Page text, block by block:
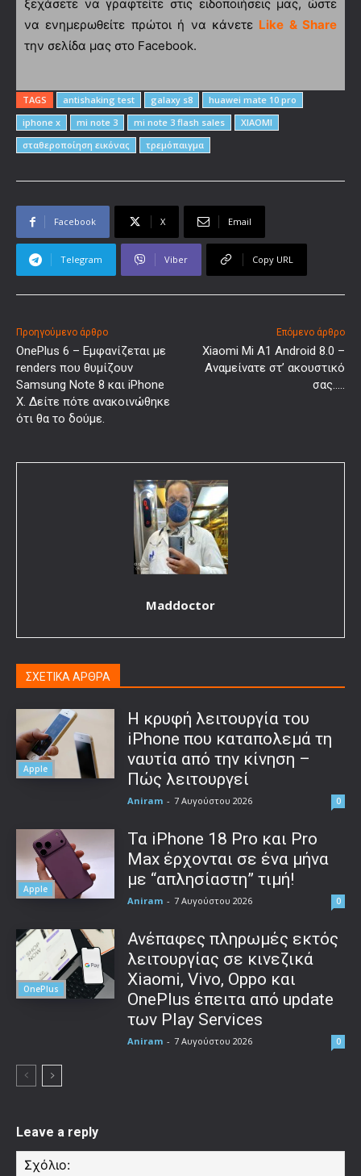
ξεχάσετε να γραφτείτε στις ειδοποιήσεις μας, ώστε
να ενημερωθείτε πρώτοι ή να κάνετε Like & Share
την σελίδα μας στο Facebook.
TAGS antishaking test galaxy s8
huawei mate 10 pro
iphone x
mi note 3 mi note 3 flash sales
XIAOMI
σταθεροποίηση εικόνας
τρεμόπαιγμα
Facebook X Email
Telegram Viber Copy URL
Προηγούμενο άρθρο
OnePlus 6 – Εμφανίζεται με
renders που θυμίζουν
Samsung Note 8 και iPhone
X. Δείτε πότε ανακοινώθηκε
ότι θα το δούμε.
Επόμενο άρθρο
Xiaomi Mi A1 Android 8.0 –
Αναμείνατε στ’ ακουστικό
σας…..
Maddoctor
ΣΧΕΤΙΚΑ ΑΡΘΡΑ
Apple
Η κρυφή λειτουργία του
iPhone που καταπολεμά τη
ναυτία από την κίνηση –
Πώς λειτουργεί
Aniram - 7 Αυγούστου 2026 0
Apple
Τα iPhone 18 Pro και Pro
Max έρχονται σε ένα μήνα
με “απλησίαστη” τιμή!
Aniram - 7 Αυγούστου 2026 0
OnePlus
Ανέπαφες πληρωμές εκτός
λειτουργίας σε κινεζικά
Xiaomi, Vivo, Oppo και
OnePlus έπειτα από update
των Play Services
Aniram - 7 Αυγούστου 2026 0
Leave a reply